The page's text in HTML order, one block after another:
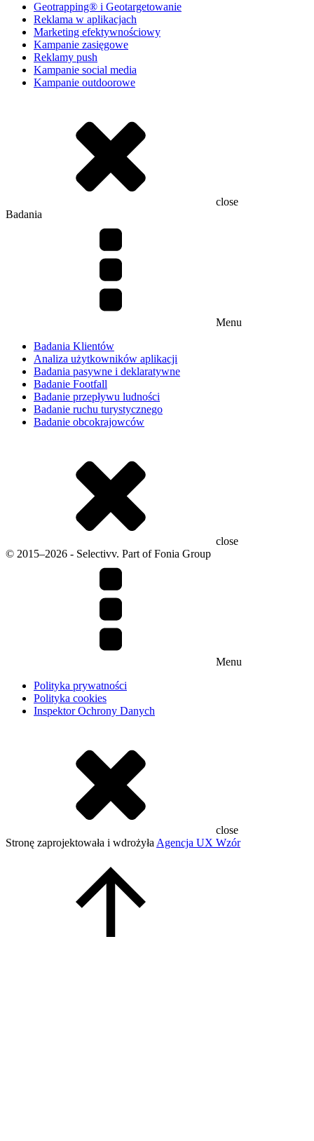
Geotrapping® i Geotargetowanie
Reklama w aplikacjach
Marketing efektywnościowy
Kampanie zasięgowe
Reklamy push
Kampanie social media
Kampanie outdoorowe
close
Badania
Menu
Badania Klientów
Analiza użytkowników aplikacji
Badania pasywne i deklaratywne
Badanie Footfall
Badanie przepływu ludności
Badanie ruchu turystycznego
Badanie obcokrajowców
close
© 2015–2026 - Selectivv. Part of Fonia Group
Menu
Polityka prywatności
Polityka cookies
Inspektor Ochrony Danych
close
Stronę zaprojektowała i wdrożyła Agencja UX Wzór